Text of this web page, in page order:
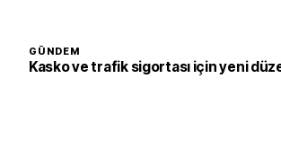
GÜNDEM
Kasko ve trafik sigortası için yeni